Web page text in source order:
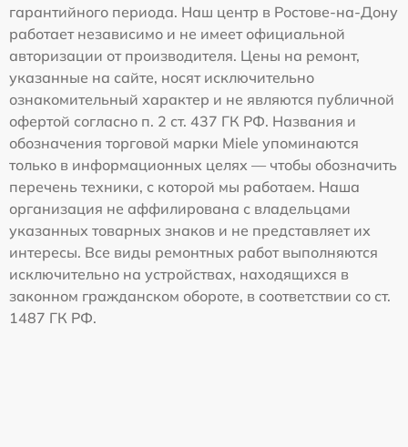
гарантийного периода. Наш центр в Ростове-на-Дону
работает независимо и не имеет официальной
авторизации от производителя. Цены на ремонт,
указанные на сайте, носят исключительно
ознакомительный характер и не являются публичной
офертой согласно п. 2 ст. 437 ГК РФ. Названия и
обозначения торговой марки Miele упоминаются
только в информационных целях — чтобы обозначить
перечень техники, с которой мы работаем. Наша
организация не аффилирована с владельцами
указанных товарных знаков и не представляет их
интересы. Все виды ремонтных работ выполняются
исключительно на устройствах, находящихся в
законном гражданском обороте, в соответствии со ст.
1487 ГК РФ.